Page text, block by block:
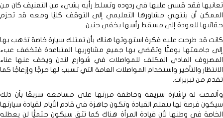
تعانيها فقد قسى عليها في ردوده وتسلط رأيه بشيء من التعنيف كان من
الممكن أن ينتهي مشاورها التعليمي إلى التوقف كليًا ومعه قد تحزم
حقائبها للعودة إلى مسقط رأسها بخفي حنين.
كانت قد طرحت عليه فكرة استهوتها هناك بأن تمتلك سيارة خاصة تذهب بها
إلى جامعتها يوميًّا وتقضي بها جميع مشاوريها المتباعدة فتخفف عبء
المصروف المادي المكلف للمواصلات في شوارع لندن ويخف عنها عناء
الانتظار والتأخير واستخدام المواصلات العامة التي تسبب لها حرجًا وإزعاجًا كما
تقدم من تبريرات.
وألمحت له بإشارة سريعة وخاطفة مررتها على مسامعه سريعًا بأن ذلك
سيكون فرصة لها بتعلم القيادة وتكون جاهزة في قادم الأيام لقيادة سيارتها
الخاصة في وطنها لأن قيادة المرأة هناك كما تثق سيكون حتميًّا لن يعطله